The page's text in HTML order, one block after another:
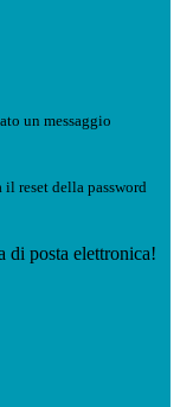
un messaggio
reset della password
di posta elettronica!